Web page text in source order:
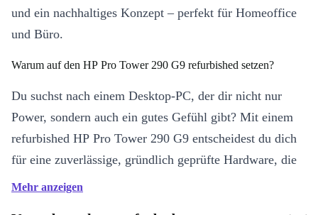
und ein nachhaltiges Konzept – perfekt für Homeoffice
und Büro.
Warum auf den HP Pro Tower 290 G9 refurbished setzen?
Du suchst nach einem Desktop-PC, der dir nicht nur
Power, sondern auch ein gutes Gefühl gibt? Mit einem
refurbished HP Pro Tower 290 G9 entscheidest du dich
für eine zuverlässige, gründlich geprüfte Hardware, die
Ressourcen schont und gleichzeitig deinen Alltag
Mehr anzeigen